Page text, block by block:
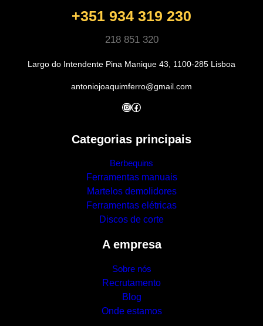
+351 934 319 230
218 851 320
Largo do Intendente Pina Manique 43, 1100-285 Lisboa
antoniojoaquimferro@gmail.com
InstagramFacebook
Categorias principais
Berbequins
Ferramentas manuais
Martelos demolidores
Ferramentas elétricas
Discos de corte
A empresa
Sobre nós
Recrutamento
Blog
Onde estamos